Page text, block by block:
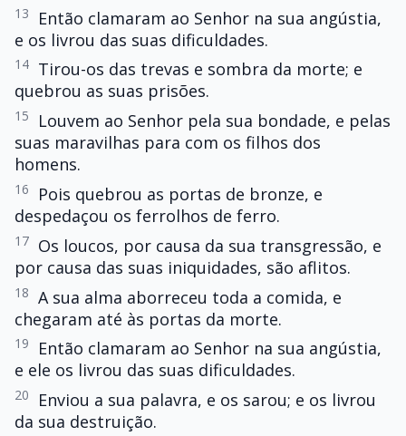
13
Então clamaram ao Senhor na sua angústia,
e os livrou das suas dificuldades.
14 Tirou-os das trevas e sombra da morte; e
quebrou as suas prisões.
15
Louvem ao Senhor pela sua bondade, e pelas
suas maravilhas para com os filhos dos
homens.
16
Pois quebrou as portas de bronze, e
despedaçou os ferrolhos de ferro.
17 Os loucos, por causa da sua transgressão, e
por causa das suas iniquidades, são aflitos.
18 A sua alma aborreceu toda a comida, e
chegaram até às portas da morte.
19
Então clamaram ao Senhor na sua angústia,
e ele os livrou das suas dificuldades.
20
Enviou a sua palavra, e os sarou; e os livrou
da sua destruição.